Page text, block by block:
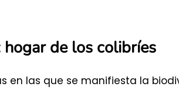
hogar de los colibríes
en las que se manifiesta la